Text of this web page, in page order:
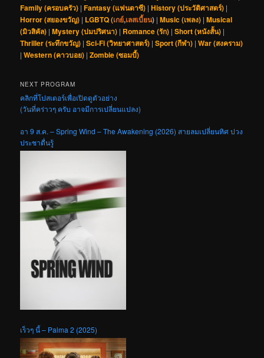
Family (ครอบครัว) |Fantasy (แฟนตาซี) |History (ประวัติศาสตร์) |
Horror (สยองขวัญ) | LGBTQ (เกย์,เลสเบี้ยน) |Music (เพลง) |Musical
(มิวสิคัล) |Mystery (ปมปริศนา) | Romance (รัก) |Short (หนังสั้น) |
Thriller (ระทึกขวัญ) |Sci-Fi (วิทยาศาสตร์) |Sport (กีฬา) |War (สงคราม)
|Western (คาวบอย) |Zombie (ซอมบี้)
NEXT PROGRAM
คลิกที่โปสเตอร์เพื่อเปิดดูตัวอย่าง
(วันที่คร่าวๆ ครับ อาจมีการเปลี่ยนแปลง)
อา 9 ส.ค. – Spring Wind – The Awakening (2026) สายลมเปลี่ยนทิศ ปวง
ประชาตื่นรู้
เร็วๆ นี้ – Palma 2 (2025)